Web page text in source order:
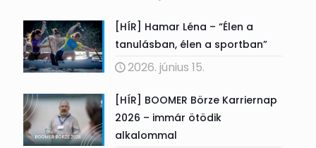
[HÍR] Hamar Léna – “Élen a
tanulásban, élen a sportban”
2026. június 15.
[HÍR] BOOMER Börze Karriernap
2026 – immár ötödik
alkalommal